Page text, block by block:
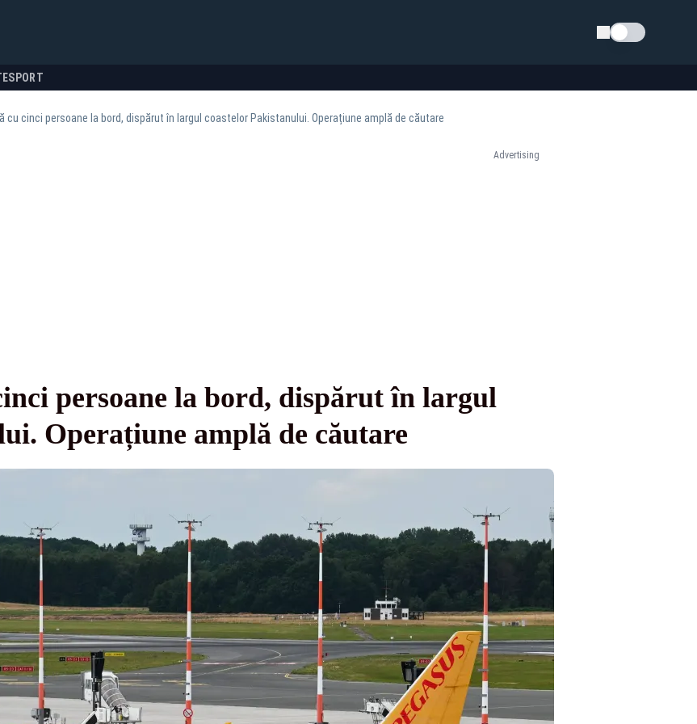
Schimba tema
SPORT
cu cinci persoane la bord, dispărut în largul coastelor Pakistanului. Operațiune amplă de căutare
Advertising
persoane la bord, dispărut în largul
Operațiune amplă de căutare